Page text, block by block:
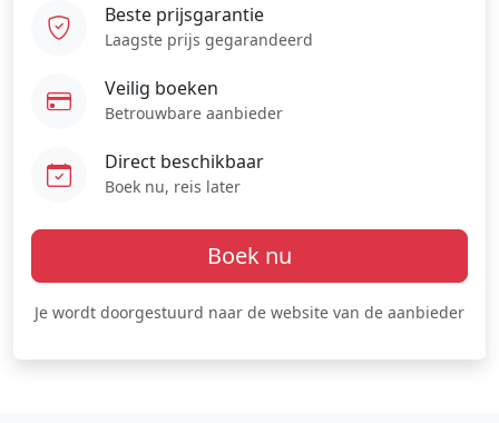
Beste prijsgarantie
Laagste prijs gegarandeerd
Veilig boeken
Betrouwbare aanbieder
Direct beschikbaar
Boek nu, reis later
Boek nu
Je wordt doorgestuurd naar de website van de aanbieder